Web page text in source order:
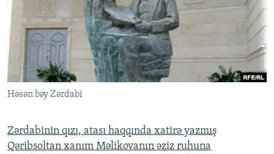
İNFOQRAFIKA
KARIKATURA
AZƏRBAYCAN ƏDƏBIYYATI KITABXANASI
İSLAM VƏ DEMOKRATIYA
İZ - MƏDƏNIYYƏT PROQRAMI
MISSIYAMIZ
PEŞƏ ETIKASI VƏ JURNALISTIKA STANDARTLARIMIZ
MATERIALLARIMIZDAN ISTIFADƏ
AZADLIQRADIOSU MOBIL TELEFONUNUZDA
BIZIMLƏ ƏLAQƏ
BIZI IZLƏ
RFE/RL-in bütün saytları
Həsən bəy Zərdabi
Zərdabinin qızı, atası haqqında xatirə yazmış
Qəribsoltan xanım Məlikovanın əziz ruhuna